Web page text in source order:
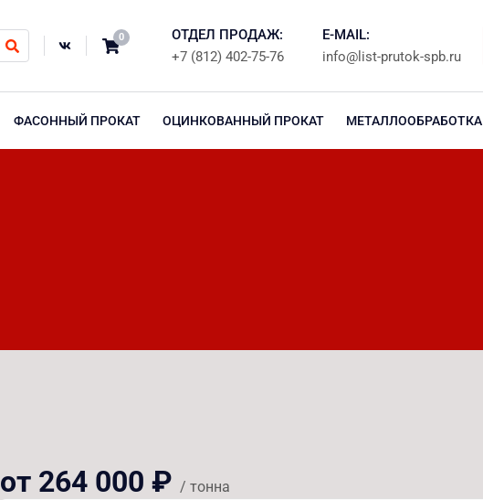
0
ОТДЕЛ ПРОДАЖ:
+7 (812) 402-75-76
E-MAIL:
info@list-prutok-spb.ru
ФАСОННЫЙ ПРОКАТ ОЦИНКОВАННЫЙ ПРОКАТ МЕТАЛЛООБРАБОТКА
от 264 000 ₽ / тонна